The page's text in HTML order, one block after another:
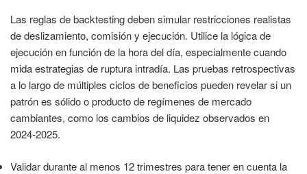
Las reglas de backtesting deben simular restricciones realistas
de deslizamiento, comisión y ejecución. Utilice la lógica de
ejecución en función de la hora del día, especialmente cuando
mida estrategias de ruptura intradía. Las pruebas retrospectivas
a lo largo de múltiples ciclos de beneficios pueden revelar si un
patrón es sólido o producto de regímenes de mercado
cambiantes, como los cambios de liquidez observados en
2024-2025.
Validar durante al menos 12 trimestres para tener en cuenta la